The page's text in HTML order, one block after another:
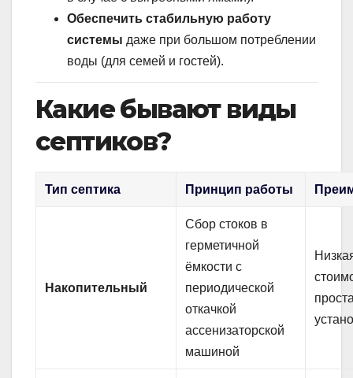
Обеспечить стабильную работу
системы даже при большом потреблении
воды (для семей и гостей).
Какие бывают виды
септиков?
Тип септика Принцип работы
Накопительный
Сбор стоков в
герметичной
ёмкости с
периодической
откачкой
ассенизаторской
машиной